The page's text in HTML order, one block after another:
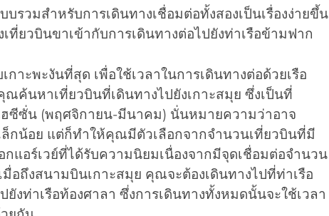
บรวมสำหรับการเดินทางเชื่อมต่อทั้งสองเป็นเรื่องง่ายขึ้น
ที่ยวบินขาเข้ากับการเดินทางต่อไปยังท่าเรือข้ามฟาก
าะพะงันที่สุด เพื่อใช้เวลาในการเดินทางต่อด้วยเรือ
ค้นหาเที่ยวบินที่เดินทางไปยังเกาะสมุย ซึ่งเป็นที่
ฮซีซั่น (พฤศจิกายน-มีนาคม) นั่นหมายความว่าอาจ
กน้อย แต่ก็ทำให้คุณมีตัวเลือกจากจำนวนเที่ยวบินที่มี
แอร์เวย์ที่ได้รับความนิยมเนื่องจากมีจุดเชื่อมต่อจำนวน
ถึงสนามบินเกาะสมุย คุณจะต้องเดินทางไปที่ท่าเรือ
งท่าเรือท้องศาลา ซึ่งการเดินทางทั้งหมดนั้นจะใช้เวลา